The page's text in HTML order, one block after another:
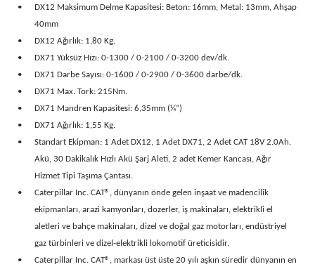
•
DX12 Maksimum Delme Kapasitesi: Beton: 16mm, Metal: 13mm, Ahşap
40mm
•
DX12 Ağırlık: 1,80 Kg.
•
DX71 Yüksüz Hızı: 0-1300 / 0-2100 / 0-3200 dev/dk.
•
DX71 Darbe Sayısı: 0-1600 / 0-2900 / 0-3600 darbe/dk.
•
DX71 Max. Tork: 215Nm.
•
DX71 Mandren Kapasitesi: 6,35mm (¼”)
•
DX71 Ağırlık: 1,55 Kg.
•
Standart Ekipman: 1 Adet DX12, 1 Adet DX71, 2 Adet CAT 18V 2.0Ah.
Akü, 30 Dakikalık Hızlı Akü Şarj Aleti, 2 adet Kemer Kancası, Ağır
Hizmet Tipi Taşıma Çantası.
•
Caterpillar Inc. CAT®, dünyanın önde gelen inşaat ve madencilik
ekipmanları, arazi kamyonları, dozerler, iş makinaları, elektrikli el
aletleri ve bahçe makinaları, dizel ve doğal gaz motorları, endüstriyel
gaz türbinleri ve dizel-elektrikli lokomotif üreticisidir.
•
Caterpillar Inc. CAT®, markası üst üste 20 yılı aşkın süredir dünyanın en